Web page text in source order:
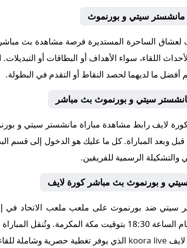
مانشستر سيتي و بورنموث
لعشاق الساحرة المستديرة فرصة مشاهدة بث
اللقاء، سواء الأهداف أو البطاقات أو
أفضل ما لديهما لحصد النقاط أو التقدم في البطولة.
سيتي و بورنموث بث مباشر
لايف رابط مشاهدة مباراة مانشستر سيتي و
قبل وبعد المباراة. كل ما عليك هو الدخول إلى قسم
والتشكيلة الرسمية للفريقين.
و بورنموث بث مباشر كورة لايف
koora live الذي يوفر تغطية حصرية وشاملة